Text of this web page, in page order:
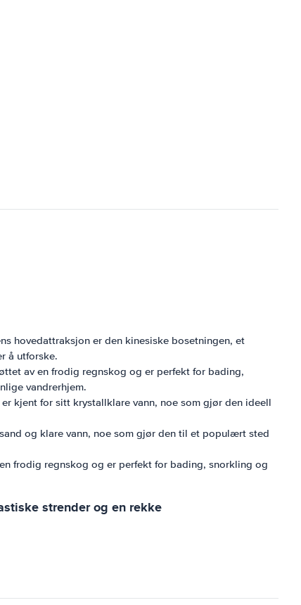
hovedattraksjon er den kinesiske bosetningen, et
å utforske.
av en frodig regnskog og er perfekt for bading,
vandrerhjem.
kjent for sitt krystallklare vann, noe som gjør den ideell
og klare vann, noe som gjør den til et populært sted
frodig regnskog og er perfekt for bading, snorkling og
strender og en rekke